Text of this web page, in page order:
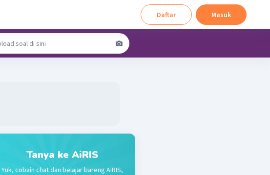
Daftar Masuk
Tanya ke AiRIS
Yuk, cobain chat dan belajar bareng AiRIS,